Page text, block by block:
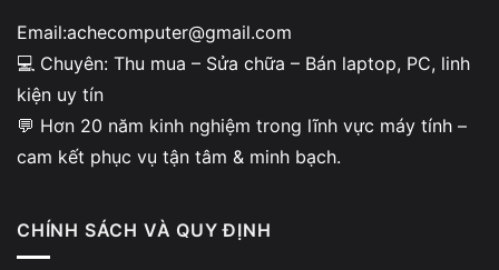
Tuy nhiên quá trìnhthay màn hình laptop Toshiba
tháo rời khung màn hình và cáp tín hiệu rất cẩn thận.
Trước khi thay màn hình cần kiểm tra:
Kích thước màn hình laptop
Độ phân giải panel
Email:achecomputer@gmail.com
💻 Chuyên: Thu mua – Sửa chữa – Bán laptop, PC, linh
kiện uy tín
💬 Hơn 20 năm kinh nghiệm trong lĩnh vực máy tính –
cam kết phục vụ tận tâm & minh bạch.
CHÍNH SÁCH VÀ QUY ĐỊNH